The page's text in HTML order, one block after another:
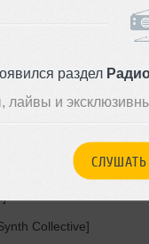
раздел
лайвы и
СЛУШАТЬ
Aurora]
Remixes]
Collective]